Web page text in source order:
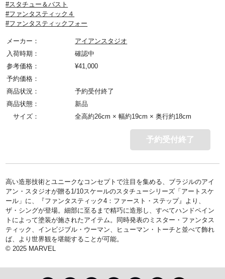
#スタチュー＆バスト
#ファンタスティック４
#ファンタスティックフォー
メーカー：
アイアンスタジオ
入荷時期：
確認中
参考価格：
¥41,000
予約価格：
商品状況：
予約受付終了
商品状態：
新品
サイズ：
全高約26cm × 幅約19cm × 奥行約18cm
予約受付終了
高い造形技術とユニークなコンセプトで注目を集める、ブラジルのアイ
アン・スタジオが贈る1/10スケールのスタチューシリーズ「アートスケ
ール」に、『ファンタスティック4：ファースト・ステップ』より、
ザ・シングが登場。細部に至るまで精巧に造形し、すべてハンドペイン
トによって塗装が施されたアイテム。同時発表のミスター・ファンタス
ティック、インビジブル・ウーマン、ヒューマン・トーチと並べて飾れ
ば、より世界観を堪能することが可能。
© 2025 MARVEL